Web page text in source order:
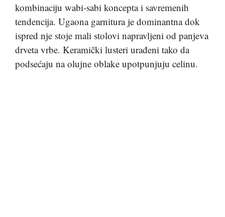
kombinaciju wabi-sabi koncepta i savremenih
tendencija. Ugaona garnitura je dominantna dok
ispred nje stoje mali stolovi napravljeni od panjeva
drveta vrbe. Keramički lusteri urađeni tako da
podsećaju na olujne oblake upotpunjuju celinu.